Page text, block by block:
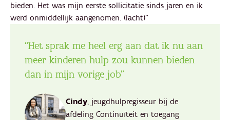
bieden. Het was mijn eerste sollicitatie sinds jaren en ik
werd onmiddellijk aangenomen. (lacht)”
“Het sprak me heel erg aan dat ik nu aan
meer kinderen hulp zou kunnen bieden
dan in mijn vorige job”
Cindy, jeugdhulpregisseur bij de
afdeling Continuïteit en toegang